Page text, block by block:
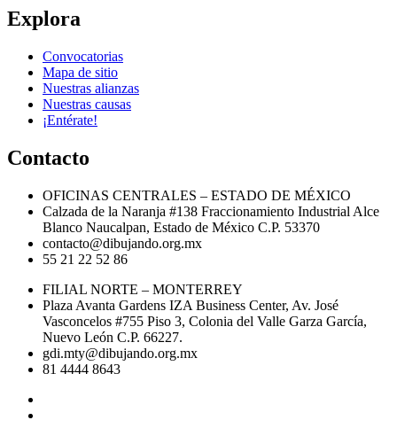
Explora
Convocatorias
Mapa de sitio
Nuestras alianzas
Nuestras causas
¡Entérate!
Contacto
OFICINAS CENTRALES – ESTADO DE MÉXICO
Calzada de la Naranja #138 Fraccionamiento Industrial Alce
Blanco Naucalpan, Estado de México C.P. 53370
contacto@dibujando.org.mx
55 21 22 52 86
FILIAL NORTE – MONTERREY
Plaza Avanta Gardens IZA Business Center, Av. José
Vasconcelos #755 Piso 3, Colonia del Valle Garza García,
Nuevo León C.P. 66227.
gdi.mty@dibujando.org.mx
81 4444 8643